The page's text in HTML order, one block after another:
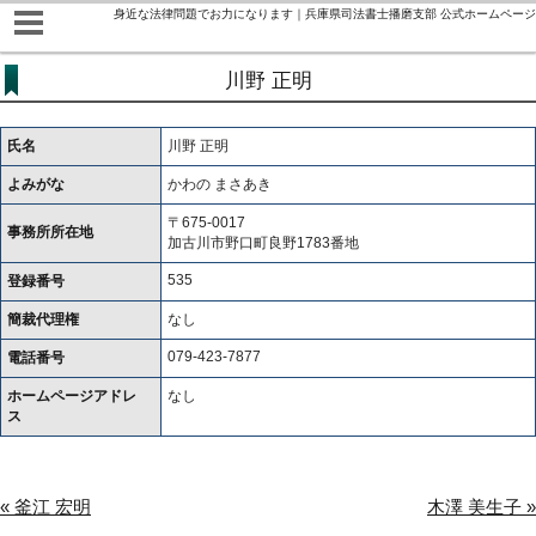
身近な法律問題でお力になります｜兵庫県司法書士播磨支部 公式ホームページ
川野 正明
氏名 川野 正明
よみがな かわの まさあき
事務所所在地
〒675-0017
加古川市野口町良野1783番地
登録番号 535
簡裁代理権 なし
電話番号 079-423-7877
ホームページアドレ
ス
なし
« 釜江 宏明 木澤 美生子 »